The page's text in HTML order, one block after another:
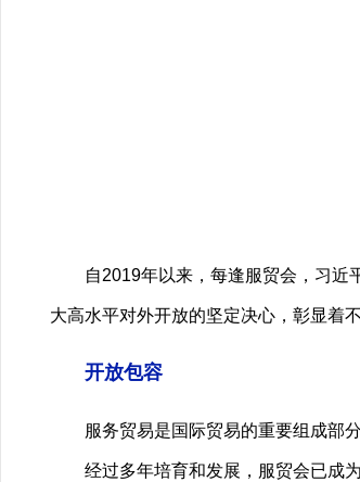
自2019年以来，每逢服贸会，习近平
大高水平对外开放的坚定决心，彰显着
开放包容
服务贸易是国际贸易的重要组成部分
经过多年培育和发展，服贸会已成为